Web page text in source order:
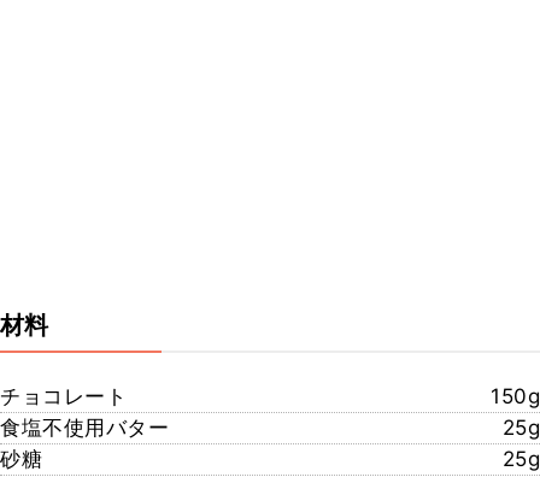
材料
チョコレート
150g
食塩不使用バター
25g
砂糖
25g